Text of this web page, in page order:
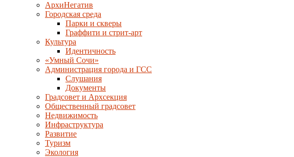
АрхиНегатив
Городская среда
Парки и скверы
Граффити и стрит-арт
Культура
Идентичность
«Умный Сочи»
Администрация города и ГСС
Слушания
Документы
Градсовет и Архсекция
Общественный градсовет
Недвижимость
Инфраструктура
Развитие
Туризм
Экология